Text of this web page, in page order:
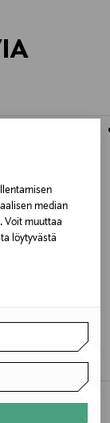
median
Voit muuttaa
löytyvästä
ELLIOTT